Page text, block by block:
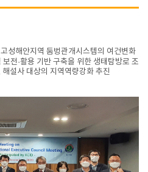
성해안지역 둠벙관개시스템의 여건변화
전·활용 기반 구축을 위한 생태탐방로 조
설사 대상의 지역역량강화 추진